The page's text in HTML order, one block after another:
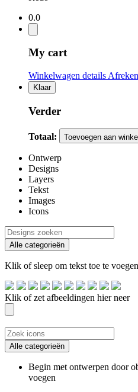
0.0
My cart
Winkelwagen details
Klaar
Verder
Totaal: Toevoegen aan
Ontwerp
Designs
Layers
Tekst
Images
Icons
Alle categorieën
Klik of sleep om tekst toe te voegen
Klik of zet afbeeldingen hier neer
Alle categorieën
Begin met ontwerpen door
voegen